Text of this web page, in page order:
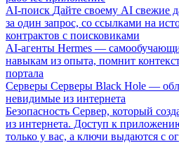
AI-поиск Дайте своему AI свежие
за один запрос, со ссылками на
контрактов с поисковиками
AI-агенты Hermes —
навыкам из опыта, помнит
портала
Серверы Серверы Black Hole —
невидимые из интернета
Безопасность Сервер, который
из интернета. Доступ к
только у вас, а ключи выдаются с